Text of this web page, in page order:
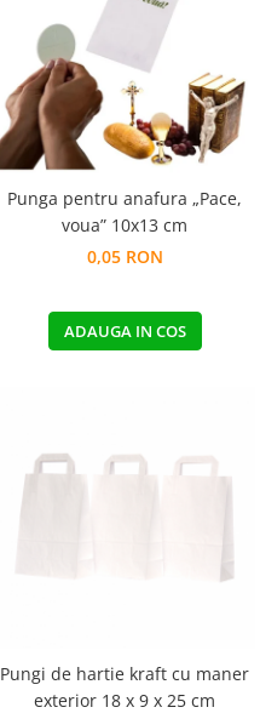
Punga pentru anafura „Pace,
voua” 10x13 cm
0,05 RON
ADAUGA IN COS
Pungi de hartie kraft cu maner
exterior 18 x 9 x 25 cm